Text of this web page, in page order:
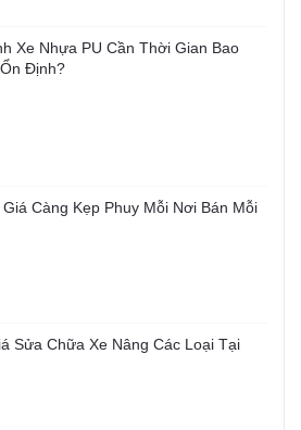
Xe Nhựa PU Cần Thời Gian Bao
Định?
Càng Kẹp Phuy Mỗi Nơi Bán Mỗi
Sửa Chữa Xe Nâng Các Loại Tại